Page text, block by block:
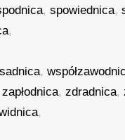
,spowiednica,
,
,
zapłodnica,zdradnica,
,